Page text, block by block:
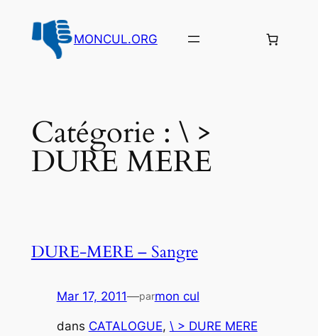
contenu
MONCUL.ORG
Catégorie : \ >
DURE MERE
DURE-MERE – Sangre
Mar 17, 2011—parmon cul
dans CATALOGUE, \ > DURE MERE